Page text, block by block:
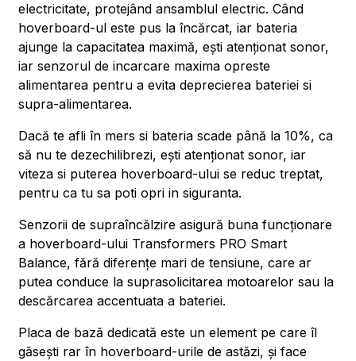
electricitate, protejând ansamblul electric. Când
hoverboard-ul este pus la încărcat, iar bateria
ajunge la capacitatea maximă, ești atenționat sonor,
iar senzorul de incarcare maxima opreste
alimentarea pentru a evita deprecierea bateriei si
supra-alimentarea.
Dacă te afli în mers si bateria scade până la 10%, ca
să nu te dezechilibrezi, ești atenționat sonor, iar
viteza si puterea hoverboard-ului se reduc treptat,
pentru ca tu sa poti opri in siguranta.
Senzorii de supraîncălzire asigură buna funcționare
a hoverboard-ului Transformers PRO Smart
Balance, fără diferențe mari de tensiune, care ar
putea conduce la suprasolicitarea motoarelor sau la
descărcarea accentuata a bateriei.
Placa de bază dedicată este un element pe care îl
găsești rar în hoverboard-urile de astăzi, și face